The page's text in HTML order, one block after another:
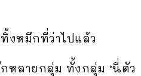
งหมึกที่ว่าไปแล้ว
หลายกลุ่ม ทั้งกลุ่ม ‘นี่ตัว